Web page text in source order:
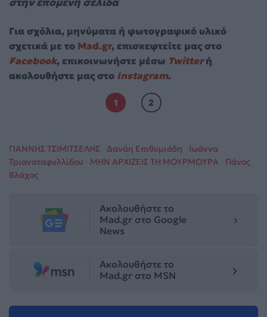
Για σχόλια, μηνύματα ή φωτογραφικό υλικό
σχετικά με το Mad.gr, επισκεφτείτε μας στο
Facebook, επικοινωνήστε μέσω Twitterή
ακολουθήστε μας στο Instagram.
1 2
ΓΙΑΝΝΗΣ ΤΣΙΜΙΤΣΕΛΗΣ Δανάη Επιθυμιάδη
Ιωάννα
Τριαναταφυλλίδου
ΜΗΝ ΑΡΧΙΖΕΙΣ ΤΗ ΜΟΥΡΜΟΥΡΑ
Πάνος
Βλάχος
Ακολουθήστε το
Mad.gr στο Google
News
Ακολουθήστε το
Mad.gr στο MSN